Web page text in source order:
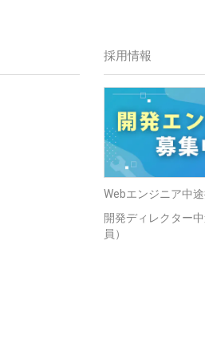
採用情報
Webエンジニア中途
開発ディレクター
員）